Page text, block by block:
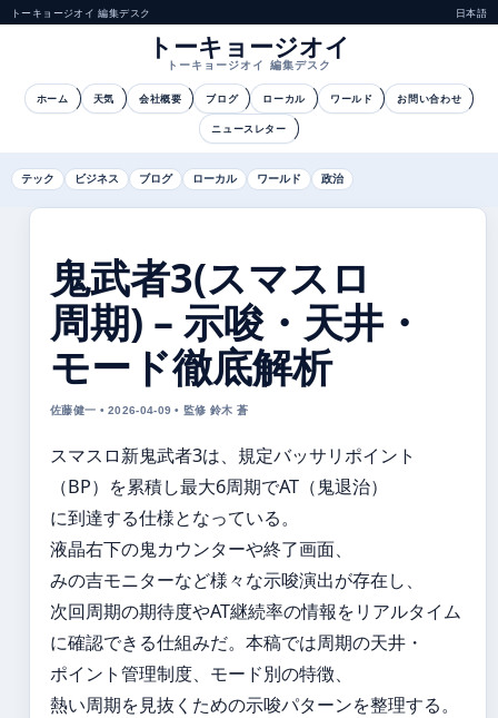
トーキョージオイ 編集デスク 日本語
トーキョージオイ
トーキョージオイ 編集デスク
ホーム 天気 会社概要 ブログ ローカル ワールド お問い合わせ
ニュースレター
テック ビジネス ブログ ローカル ワールド 政治
鬼武者3(スマスロ
周期) – 示唆・天井・
モード徹底解析
佐藤健一 • 2026-04-09 • 監修 鈴木 蒼
スマスロ新鬼武者3は、規定バッサリポイント
（BP）を累積し最大6周期でAT（鬼退治）
に到達する仕様となっている。
液晶右下の鬼カウンターや終了画面、
みの吉モニターなど様々な示唆演出が存在し、
次回周期の期待度やAT継続率の情報をリアルタイム
に確認できる仕組みだ。本稿では周期の天井・
ポイント管理制度、モード別の特徴、
熱い周期を見抜くための示唆パターンを整理する。